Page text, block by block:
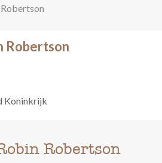
Robertson
Koninkrijk
Robertson